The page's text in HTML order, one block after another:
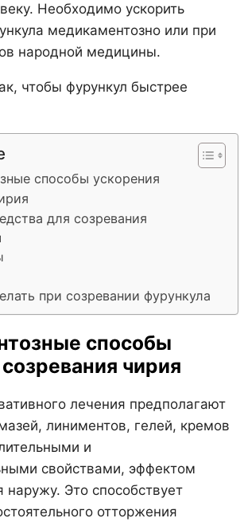
Необходимо ускорить
медикаментозно или при
народной медицины.
способы ускорения
для созревания
при созревании фурункула
способы
чирия
лечения предполагают
линиментов, гелей, кремов
и
свойствами, эффектом
Это способствует
отторжения